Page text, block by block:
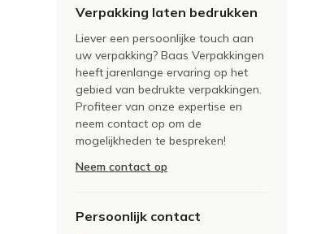
Verpakking laten bedrukken
Liever een persoonlijke touch aan
uw verpakking? Baas Verpakkingen
heeft jarenlange ervaring op het
gebied van bedrukte verpakkingen.
Profiteer van onze expertise en
neem contact op om de
mogelijkheden te bespreken!
Neem contact op
Persoonlijk contact